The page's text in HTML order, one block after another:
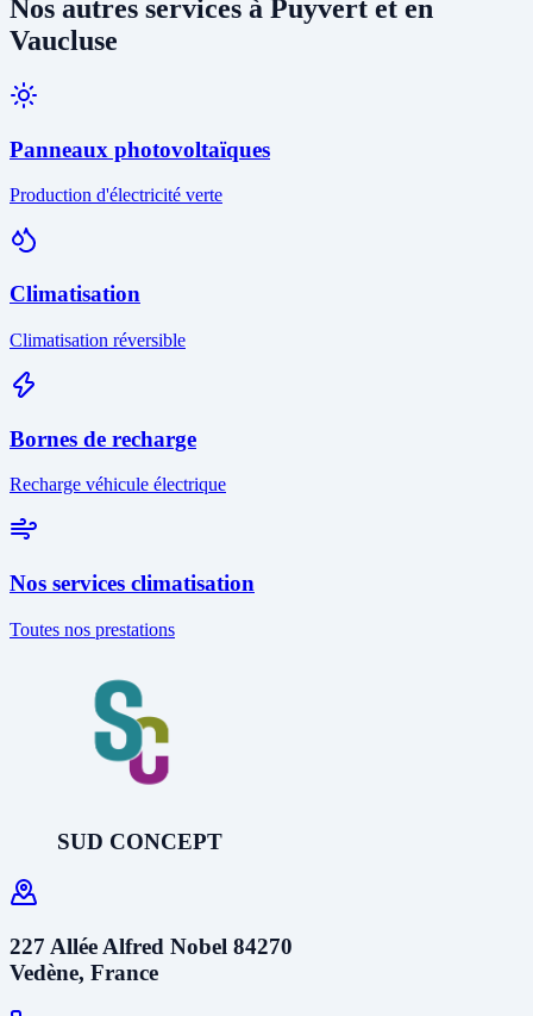
Nos autres services à Puyvert et en
Vaucluse
Panneaux photovoltaïques
Production d'électricité verte
Climatisation
Climatisation réversible
Bornes de recharge
Recharge véhicule électrique
Nos services climatisation
Toutes nos prestations
SUD CONCEPT
227 Allée Alfred Nobel 84270
Vedène, France